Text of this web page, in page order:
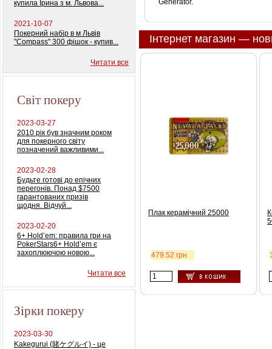
купила Ірина з м. Львова...
2021-10-07
Покерний набір в м Львів
"Compass" 300 фішок - купив...
Читати все
Світ покеру
2023-03-27
2010 рік був значним роком
для покерного світу
позначений важливими...
2023-02-28
Будьте готові до епічних
перегонів. Понад $7500
гарантованих призів
щодня. Відчуй...
2023-02-20
6+ Hold’em: правила гри на
PokerStars6+ Hold’em є
захоплюючою новою...
Читати все
Зірки покеру
2023-03-30
Kakegurui (賭ケグルイ) - це
Generator.
Інтернет магазин —
Плак керамічний 25000
479.52 грн